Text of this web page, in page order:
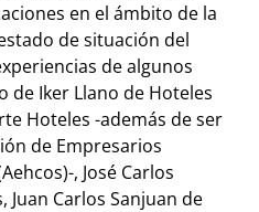
en el ámbito de la
de situación del
de algunos
de Iker Llano de Hoteles
Hoteles -además de ser
de Empresarios
, José Carlos
Juan Carlos Sanjuan de